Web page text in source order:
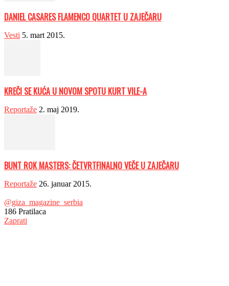
DANIEL CASARES FLAMENCO QUARTET U ZAJEČARU
Vesti 5. mart 2015.
KREČI SE KUĆA U NOVOM SPOTU KURT VILE-A
Reportaže 2. maj 2019.
BUNT ROK MASTERS: ČETVRTFINALNO VEČE U ZAJEČARU
Reportaže 26. januar 2015.
@giza_magazine_serbia
186 Pratilaca
Zaprati